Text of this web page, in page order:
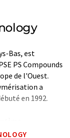
Bas, est
PS Compounds
de l'Ouest.
a
en 1992.
propose